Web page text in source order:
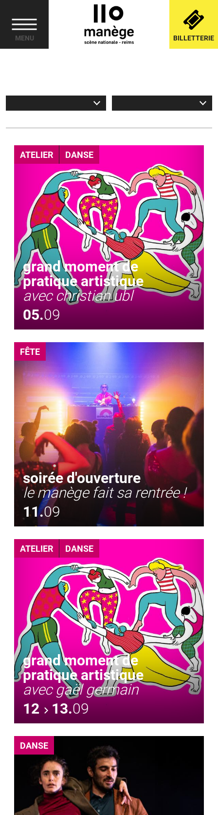
MENU BILLETTERIE
ATELIER DANSE
grand moment de
pratique artistique
avec christian ubl
05.09
FÊTE
soirée d'ouverture
le manège fait sa rentrée !
11.09
ATELIER DANSE
grand moment de
pratique artistique
avec gaël germain
12
13.09
DANSE
Cookies management panel